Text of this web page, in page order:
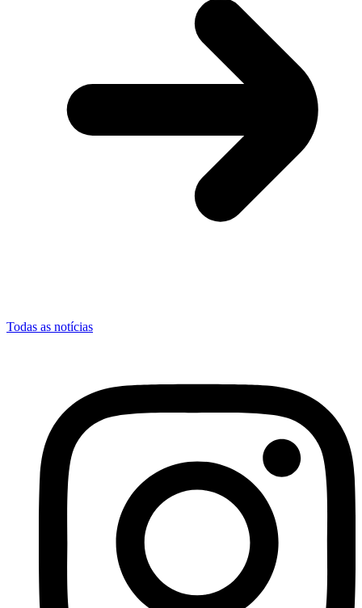
Todas as notícias